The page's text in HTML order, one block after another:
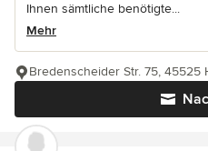
Ihnen sämtliche benötigte...
Mehr
Bredenscheider Str. 75, 45525